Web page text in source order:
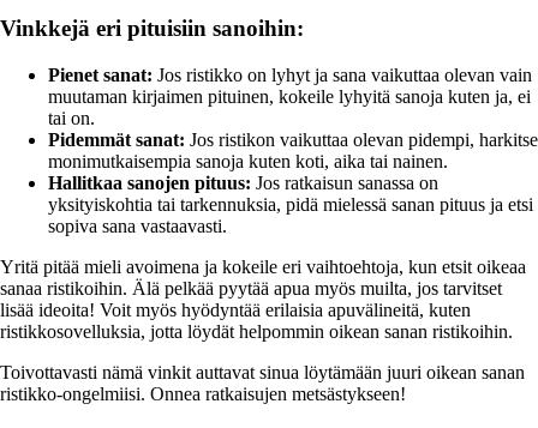
Vinkkejä eri pituisiin sanoihin:
Pienet sanat: Jos ristikko on lyhyt ja sana vaikuttaa olevan vain
muutaman kirjaimen pituinen, kokeile lyhyitä sanoja kuten ja, ei
tai on.
Pidemmät sanat: Jos ristikon vaikuttaa olevan pidempi, harkitse
monimutkaisempia sanoja kuten koti, aika tai nainen.
Hallitkaa sanojen pituus: Jos ratkaisun sanassa on
yksityiskohtia tai tarkennuksia, pidä mielessä sanan pituus ja etsi
sopiva sana vastaavasti.
Yritä pitää mieli avoimena ja kokeile eri vaihtoehtoja, kun etsit oikeaa
sanaa ristikoihin. Älä pelkää pyytää apua myös muilta, jos tarvitset
lisää ideoita! Voit myös hyödyntää erilaisia apuvälineitä, kuten
ristikkosovelluksia, jotta löydät helpommin oikean sanan ristikoihin.
Toivottavasti nämä vinkit auttavat sinua löytämään juuri oikean sanan
ristikko-ongelmiisi. Onnea ratkaisujen metsästykseen!